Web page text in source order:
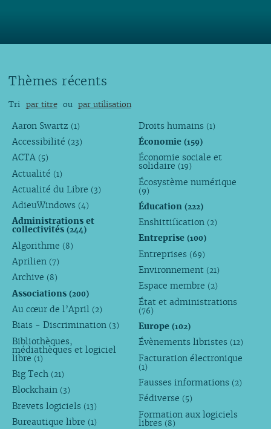
Thèmes récents
Tri par titre ou par utilisation
Aaron Swartz (1)
Accessibilité (23)
ACTA (5)
Actualité (1)
Actualité du Libre (3)
AdieuWindows (4)
Administrations et
collectivités (244)
Algorithme (8)
Aprilien (7)
Archive (8)
Associations (200)
Au cœur de l’April (2)
Biais - Discrimination (3)
Bibliothèques,
médiathèques et logiciel
libre (1)
Big Tech (21)
Blockchain (3)
Brevets logiciels (13)
Bureautique libre (1)
Droits humains (1)
Économie(159)
Économie sociale et
solidaire (19)
Écosystème numérique
(9)
Éducation(222)
Enshittification (2)
Entreprise(100)
Entreprises (69)
Environnement (21)
Espace membre (2)
État et administrations
(76)
Europe(102)
Évènements libristes (12)
Facturation électronique
(1)
Fausses informations (2)
Fédiverse (5)
Formation aux logiciels
libres (8)